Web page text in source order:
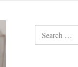
Search
for: